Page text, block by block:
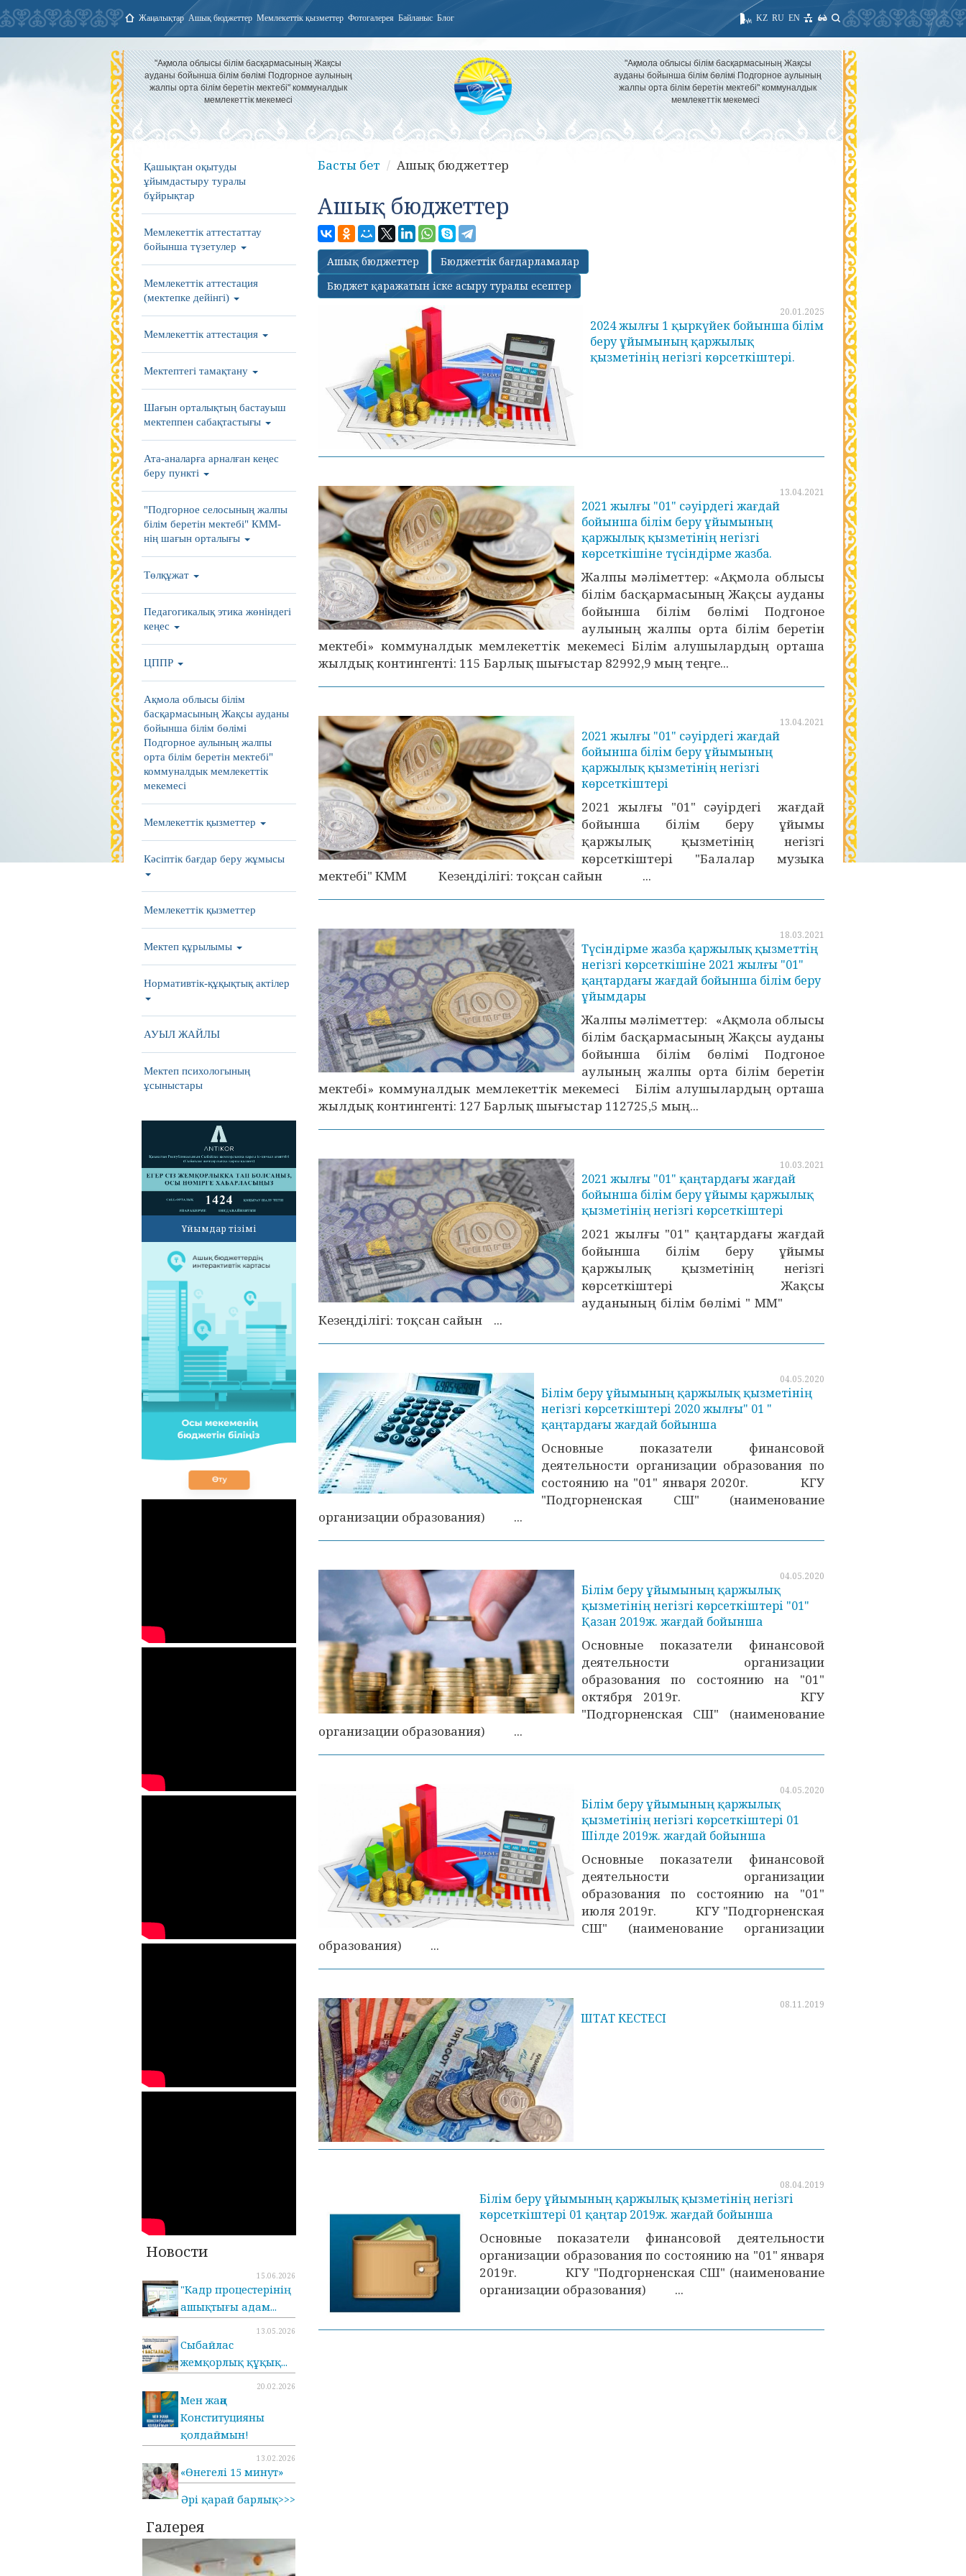
Жаңалықтар Ашық бюджеттер Мемлекеттік қызметтер Фотогалерея Байланыс Блог EN
RU
KZ
"Ақмола облысы білім басқармасының Жақсы
ауданы бойынша білім бөлімі Подгорное аулының
жалпы орта білім беретін мектебі" коммуналдык
мемлекеттік мекемесі
"Ақмола облысы білім басқармасының Жақсы
ауданы бойынша білім бөлімі Подгорное аулының
жалпы орта білім беретін мектебі" коммуналдык
мемлекеттік мекемесі
Қашықтан оқытуды
ұйымдастыру туралы
бұйрықтар
Мемлекеттік аттестаттау
бойынша түзетулер
Мемлекеттік аттестация
(мектепке дейінгі)
Мемлекеттік аттестация
Мектептегі тамақтану
Шағын орталықтың бастауыш
мектеппен сабақтастығы
Ата-аналарға арналған кеңес
беру пункті
"Подгорное селосының жалпы
білім беретін мектебі" КММ-
нің шағын орталығы
Төлқұжат
Педагогикалық этика жөніндегі
кеңес
ЦППР
Ақмола облысы білім
басқармасының Жақсы ауданы
бойынша білім бөлімі
Подгорное аулының жалпы
орта білім беретін мектебі"
коммуналдык мемлекеттік
мекемесі
Мемлекеттік қызметтер
Кәсіптік бағдар беру жұмысы
Мемлекеттік қызметтер
Мектеп құрылымы
Нормативтік-құқықтық актілер
АУЫЛ ЖАЙЛЫ
Мектеп психологының
ұсыныстары
Ұйымдар тізімі
Новости
15.06.2026
"Кадр процестерінің
ашықтығы адам...
13.05.2026
Cыбайлас
жемқорлық құқық...
20.02.2026
Мен жаңа
Конституцияны
қолдаймын!
13.02.2026
«Өнегелі 15 минут»
Әрі қарай барлық>>>
Галерея
Басты бет Ашық бюджеттер
Ашық бюджеттер
Ашық бюджеттер
Бюджеттік бағдарламалар
Бюджет қаражатын іске асыру туралы есептер
20.01.2025
2024 жылғы 1 қыркүйек бойынша білім
беру ұйымының қаржылық
қызметінің негізгі көрсеткіштері.
13.04.2021
2021 жылғы "01" сәуірдегі жағдай
бойынша білім беру ұйымының
қаржылық қызметінің негізгі
көрсеткішіне түсіндірме жазба.
Жалпы мәліметтер: «Ақмола облысы
білім басқармасының Жақсы ауданы
бойынша білім бөлімі Подгоное
аулының жалпы орта білім беретін
мектебі» коммуналдык мемлекеттік мекемесі Білім алушылардың орташа
жылдық контингенті: 115 Барлық шығыстар 82992,9 мың теңге...
13.04.2021
2021 жылғы "01" сәуірдегі жағдай
бойынша білім беру ұйымының
қаржылық қызметінің негізгі
көрсеткіштері
2021 жылғы "01" сәуірдегі жағдай
бойынша білім беру ұйымы
қаржылық қызметінің негізгі
көрсеткіштері "Балалар музыка
мектебі" КММ Кезеңділігі: тоқсан сайын ...
18.03.2021
Түсіндірме жазба қаржылық қызметтің
негізгі көрсеткішіне 2021 жылғы "01"
қаңтардағы жағдай бойынша білім беру
ұйымдары
Жалпы мәліметтер: «Ақмола облысы
білім басқармасының Жақсы ауданы
бойынша білім бөлімі Подгоное
аулының жалпы орта білім беретін
мектебі» коммуналдык мемлекеттік мекемесі Білім алушылардың орташа
жылдық контингенті: 127 Барлық шығыстар 112725,5 мың...
10.03.2021
2021 жылғы "01" қаңтардағы жағдай
бойынша білім беру ұйымы қаржылық
қызметінің негізгі көрсеткіштері
2021 жылғы "01" қаңтардағы жағдай
бойынша білім беру ұйымы
қаржылық қызметінің негізгі
көрсеткіштері Жақсы
ауданының білім бөлімі " ММ"
Кезеңділігі: тоқсан сайын ...
04.05.2020
Білім беру ұйымының қаржылық қызметінің
негізгі көрсеткіштері 2020 жылғы" 01 "
қаңтардағы жағдай бойынша
Основные показатели финансовой
деятельности организации образования по
состоянию на "01" января 2020г. КГУ
"Подгорненская СШ" (наименование
организации образования) ...
04.05.2020
Білім беру ұйымының қаржылық
қызметінің негізгі көрсеткіштері "01"
Қазан 2019ж. жағдай бойынша
Основные показатели финансовой
деятельности организации
образования по состоянию на "01"
октября 2019г. КГУ
"Подгорненская СШ" (наименование
организации образования) ...
04.05.2020
Білім беру ұйымының қаржылық
қызметінің негізгі көрсеткіштері 01
Шілде 2019ж. жағдай бойынша
Основные показатели финансовой
деятельности организации
образования по состоянию на "01"
июля 2019г. КГУ "Подгорненская
СШ" (наименование организации
образования) ...
08.11.2019
ШТАТ КЕСТЕСІ
08.04.2019
Білім беру ұйымының қаржылық қызметінің негізгі
көрсеткіштері 01 қаңтар 2019ж. жағдай бойынша
Основные показатели финансовой деятельности
организации образования по состоянию на "01" января
2019г. КГУ "Подгорненская СШ" (наименование
организации образования) ...